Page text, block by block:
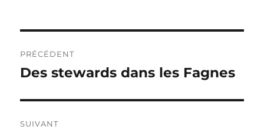
de
PRÉCÉDENT
Publication
Des stewards dans les Fagnes
SUIVANT